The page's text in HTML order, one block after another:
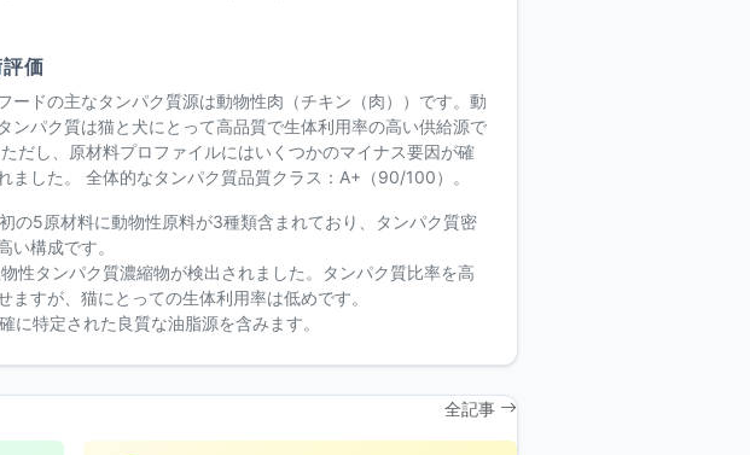
価
ードの主なタンパク質源は動物性肉（チキン（肉））です。動
ンパク質は猫と犬にとって高品質で生体利用率の高い供給源で
だし、原材料プロファイルにはいくつかのマイナス要因が確
ました。 全体的なタンパク質品質クラス：A+（90/100）。
の5原材料に動物性原料が3種類含まれており、タンパク質密
い構成です。
性タンパク質濃縮物が検出されました。タンパク質比率を高
ますが、猫にとっての生体利用率は低めです。
に特定された良質な油脂源を含みます。
全記事